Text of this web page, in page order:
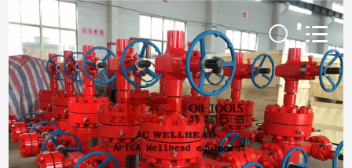
ΣΠΊΤΙ
ΠΡΟΪΌΝΤΑ
TOOLS
CO.，
Rights
Reserved.